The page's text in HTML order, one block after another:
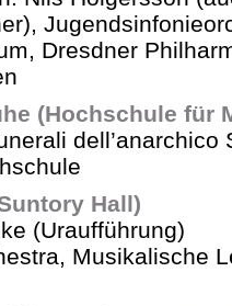
Dresdner
(Hochschule für
dell’anarchico
Hall)
(Uraufführung)
Musikalische